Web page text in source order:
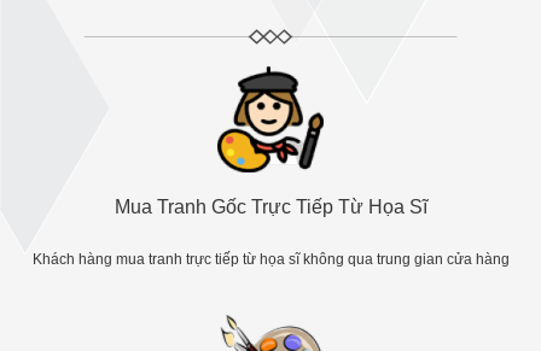
Mua Tranh Gốc Trực Tiếp Từ Họa Sĩ
Khách hàng mua tranh trực tiếp từ họa sĩ không qua trung gian cửa hàng